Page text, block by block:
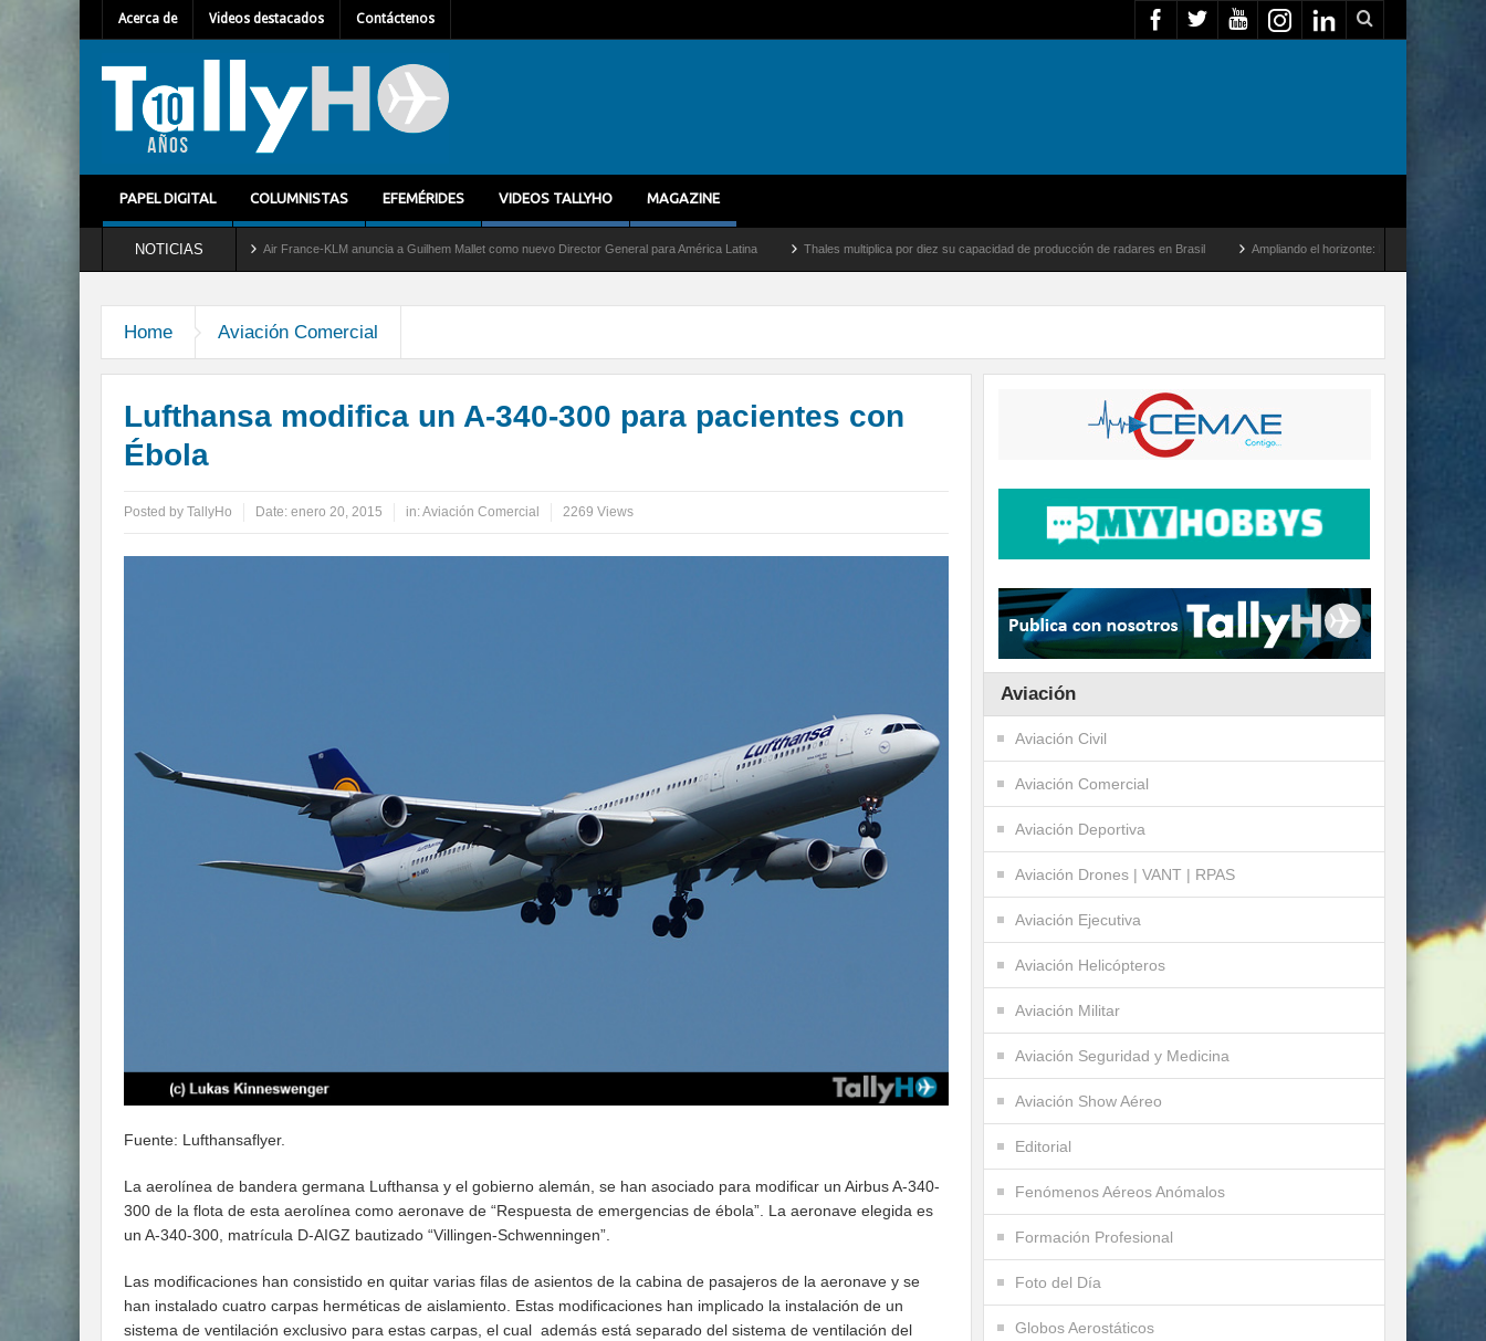
Acerca de Videos destacados Contáctenos
PAPEL DIGITAL COLUMNISTAS EFEMÉRIDES VIDEOS TALLYHO MAGAZINE
NOTICIAS
al C-2 Greyhound Air France-KLM anuncia a Guilhem Mallet como nuevo Director General para América Latina Thales multiplica por diez su capacidad de producción de radares en Brasil Ampliando el horizonte: Dentro del vuelo de desarrollo
Home Aviación Comercial
Lufthansa modifica un A-340-300 para pacientes con
Ébola
Posted by TallyHo Date: enero 20, 2015 in:Aviación Comercial 2269 Views
Fuente: Lufthansaflyer.
La aerolínea de bandera germana Lufthansa y el gobierno alemán, se han asociado para modificar un Airbus A-340-
300 de la flota de esta aerolínea como aeronave de “Respuesta de emergencias de ébola”. La aeronave elegida es
un A-340-300, matrícula D-AIGZ bautizado “Villingen-Schwenningen”.
Las modificaciones han consistido en quitar varias filas de asientos de la cabina de pasajeros de la aeronave y se
han instalado cuatro carpas herméticas de aislamiento. Estas modificaciones han implicado la instalación de un
sistema de ventilación exclusivo para estas carpas, el cual además está separado del sistema de ventilación del
Aviación
Aviación Civil
Aviación Comercial
Aviación Deportiva
Aviación Drones | VANT | RPAS
Aviación Ejecutiva
Aviación Helicópteros
Aviación Militar
Aviación Seguridad y Medicina
Aviación Show Aéreo
Editorial
Fenómenos Aéreos Anómalos
Formación Profesional
Foto del Día
Globos Aerostáticos